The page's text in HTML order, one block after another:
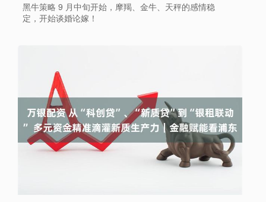
黑牛策略 9 月中旬开始，摩羯、金牛、天秤的感情稳
定，开始谈婚论嫁！